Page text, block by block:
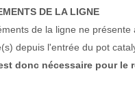
DE LA LIGNE
de la ligne ne présente
depuis l'entrée du pot
donc nécessaire pour le